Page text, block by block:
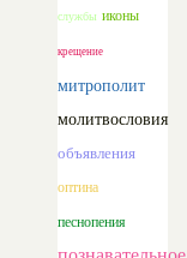
службы иконы
крещение
митрополит
молитвословия
объявления
оптина
песнопения